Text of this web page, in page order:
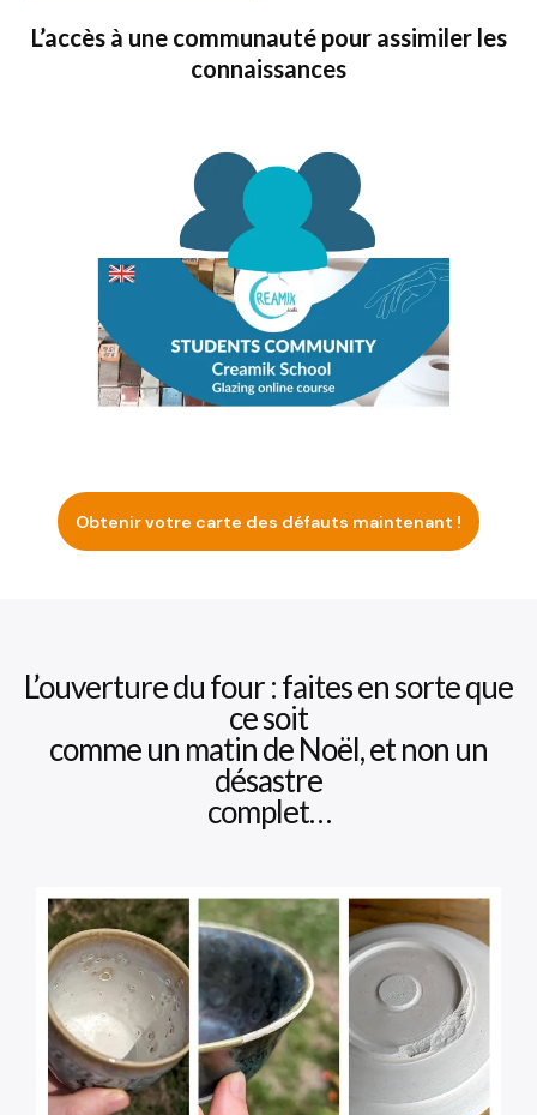
L’accès à une communauté pour assimiler les
connaissances
Obtenir votre carte des défauts maintenant !
L’ouverture du four : faites en sorte que
ce soit
comme un matin de Noël, et non un
désastre
complet…